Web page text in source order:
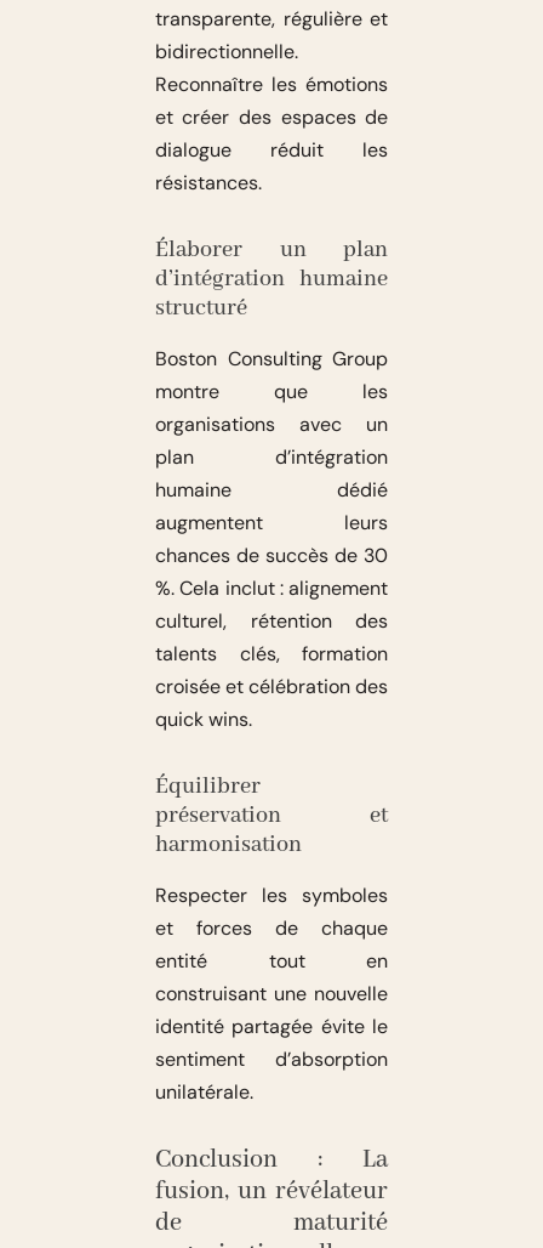
transparente, régulière et
bidirectionnelle.
Reconnaître les émotions
et créer des espaces de
dialogue réduit les
résistances.
Élaborer un plan
d’intégration humaine
structuré
Boston Consulting Group
montre que les
organisations avec un
plan d’intégration
humaine dédié
augmentent leurs
chances de succès de 30
%. Cela inclut : alignement
culturel, rétention des
talents clés, formation
croisée et célébration des
quick wins.
Équilibrer
préservation et
harmonisation
Respecter les symboles
et forces de chaque
entité tout en
construisant une nouvelle
identité partagée évite le
sentiment d’absorption
unilatérale.
Conclusion : La
fusion, un révélateur
de maturité